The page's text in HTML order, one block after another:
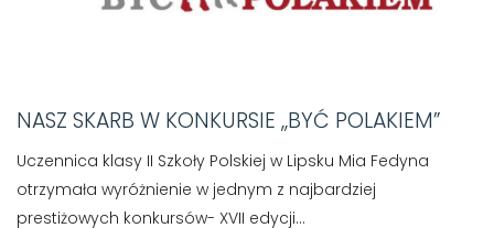
NASZ SKARB W KONKURSIE ,,BYĆ POLAKIEM”
Uczennica klasy II Szkoły Polskiej w Lipsku Mia Fedyna
otrzymała wyróżnienie w jednym z najbardziej
prestiżowych konkursów- XVII edycji...